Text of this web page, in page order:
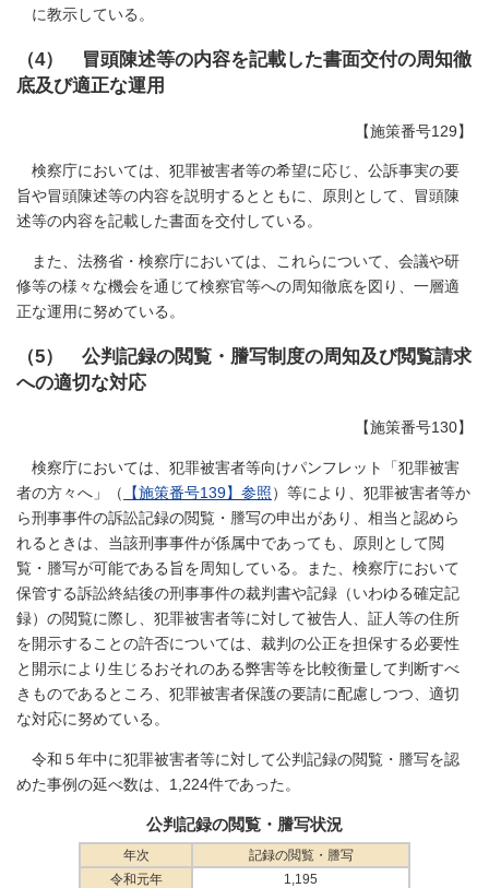
に教示している。
（4） 冒頭陳述等の内容を記載した書面交付の周知徹
底及び適正な運用
【施策番号129】
検察庁においては、犯罪被害者等の希望に応じ、公訴事実の要
旨や冒頭陳述等の内容を説明するとともに、原則として、冒頭陳
述等の内容を記載した書面を交付している。
また、法務省・検察庁においては、これらについて、会議や研
修等の様々な機会を通じて検察官等への周知徹底を図り、一層適
正な運用に努めている。
（5） 公判記録の閲覧・謄写制度の周知及び閲覧請求
への適切な対応
【施策番号130】
検察庁においては、犯罪被害者等向けパンフレット「犯罪被害
者の方々へ」（
【施策番号139】参照 ）等により、犯罪被害者等か
ら刑事事件の訴訟記録の閲覧・謄写の申出があり、相当と認めら
れるときは、当該刑事事件が係属中であっても、原則として閲
覧・謄写が可能である旨を周知している。また、検察庁において
保管する訴訟終結後の刑事事件の裁判書や記録（いわゆる確定記
録）の閲覧に際し、犯罪被害者等に対して被告人、証人等の住所
を開示することの許否については、裁判の公正を担保する必要性
と開示により生じるおそれのある弊害等を比較衡量して判断すべ
きものであるところ、犯罪被害者保護の要請に配慮しつつ、適切
な対応に努めている。
令和５年中に犯罪被害者等に対して公判記録の閲覧・謄写を認
めた事例の延べ数は、1,224件であった。
公判記録の閲覧・謄写状況
年次
記録の閲覧・謄写
令和元年
1,195